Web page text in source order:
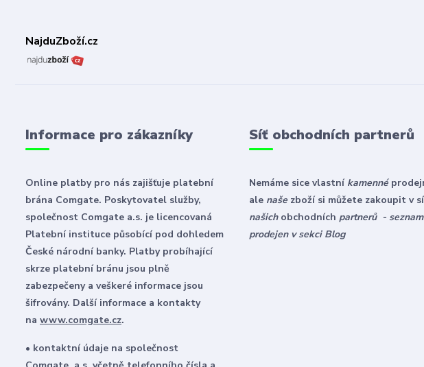
NajduZboží.cz
Informace pro zákazníky
Online platby pro nás zajišťuje platební
brána Comgate. Poskytovatel služby,
společnost Comgate a.s. je licencovaná
Platební instituce působící pod dohledem
České národní banky. Platby probíhající
skrze platební bránu jsou plně
zabezpečeny a veškeré informace jsou
šifrovány. Další informace a kontakty
na www.comgate.cz.
• kontaktní údaje na společnost
Síť obchodních partnerů
Nemáme sice vlastní kamenné
ale našezboží si můžete zakoupit v
našichobchodních partnerů - seznam
prodejen v sekci Blog